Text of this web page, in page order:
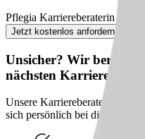
Pflegia Karriereberaterin
Jetzt kostenlos anfordern
Unsicher? Wir beraten
nächsten Karriereschritt
Unsere Karriereberater finden
sich persönlich bei dir zurück.